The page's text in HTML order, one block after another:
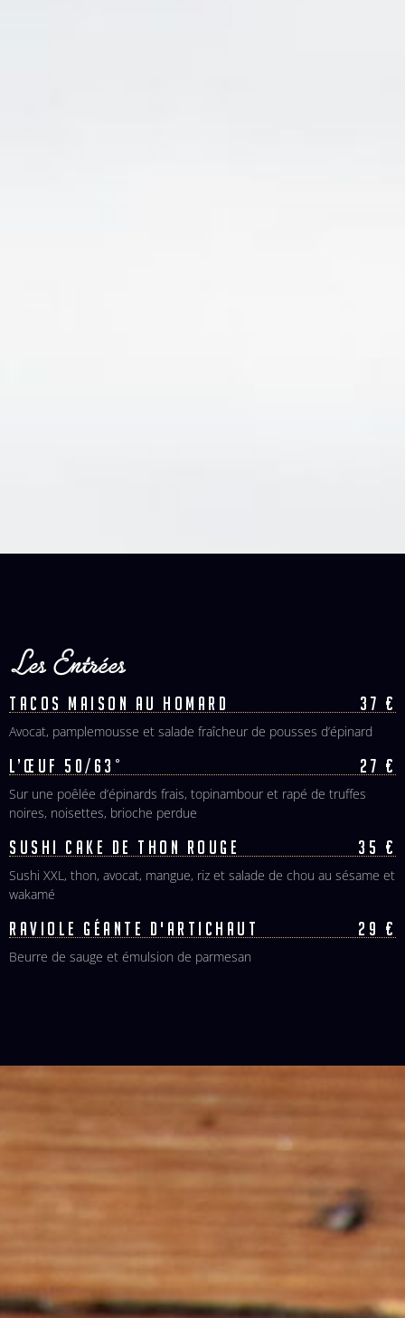
Les Entrées
TACOS MAISON AU HOMARD 37 €
Avocat, pamplemousse et salade fraîcheur de pousses d’épinard
L’ŒUF 50/63° 27 €
Sur une poêlée d’épinards frais, topinambour et rapé de truffes
noires, noisettes, brioche perdue
SUSHI CAKE DE THON ROUGE 35 €
Sushi XXL, thon, avocat, mangue, riz et salade de chou au sésame et
wakamé
RAVIOLE GÉANTE D'ARTICHAUT 29 €
Beurre de sauge et émulsion de parmesan